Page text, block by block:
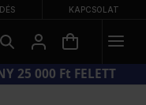
KAPCSOLAT
AKÁR −70%